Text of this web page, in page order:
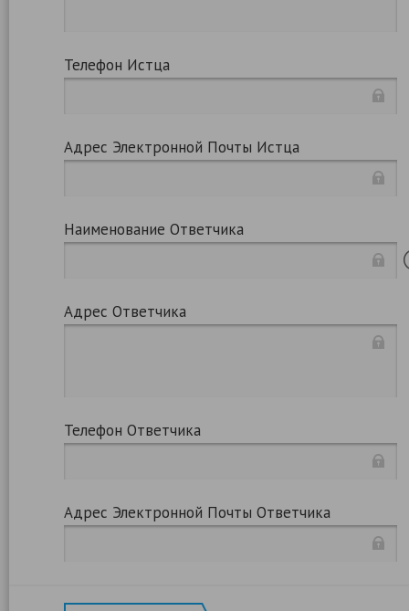
Телефон Истца
Адрес Электронной Почты Истца
Наименование Ответчика
Адрес Ответчика
Телефон Ответчика
Адрес Электронной Почты Ответчика